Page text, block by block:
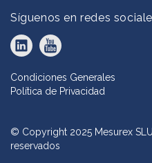
Síguenos en redes
Condiciones Generales
Política de Privacidad
© Copyright 2025 Mesurex
reservados